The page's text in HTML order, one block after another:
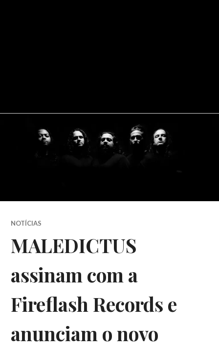
NOTÍCIAS
MALEDICTUS
assinam com a
Fireflash Records e
anunciam o novo